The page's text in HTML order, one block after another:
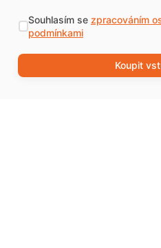
Souhlasím se zpracováním
podmínkami
Koupit